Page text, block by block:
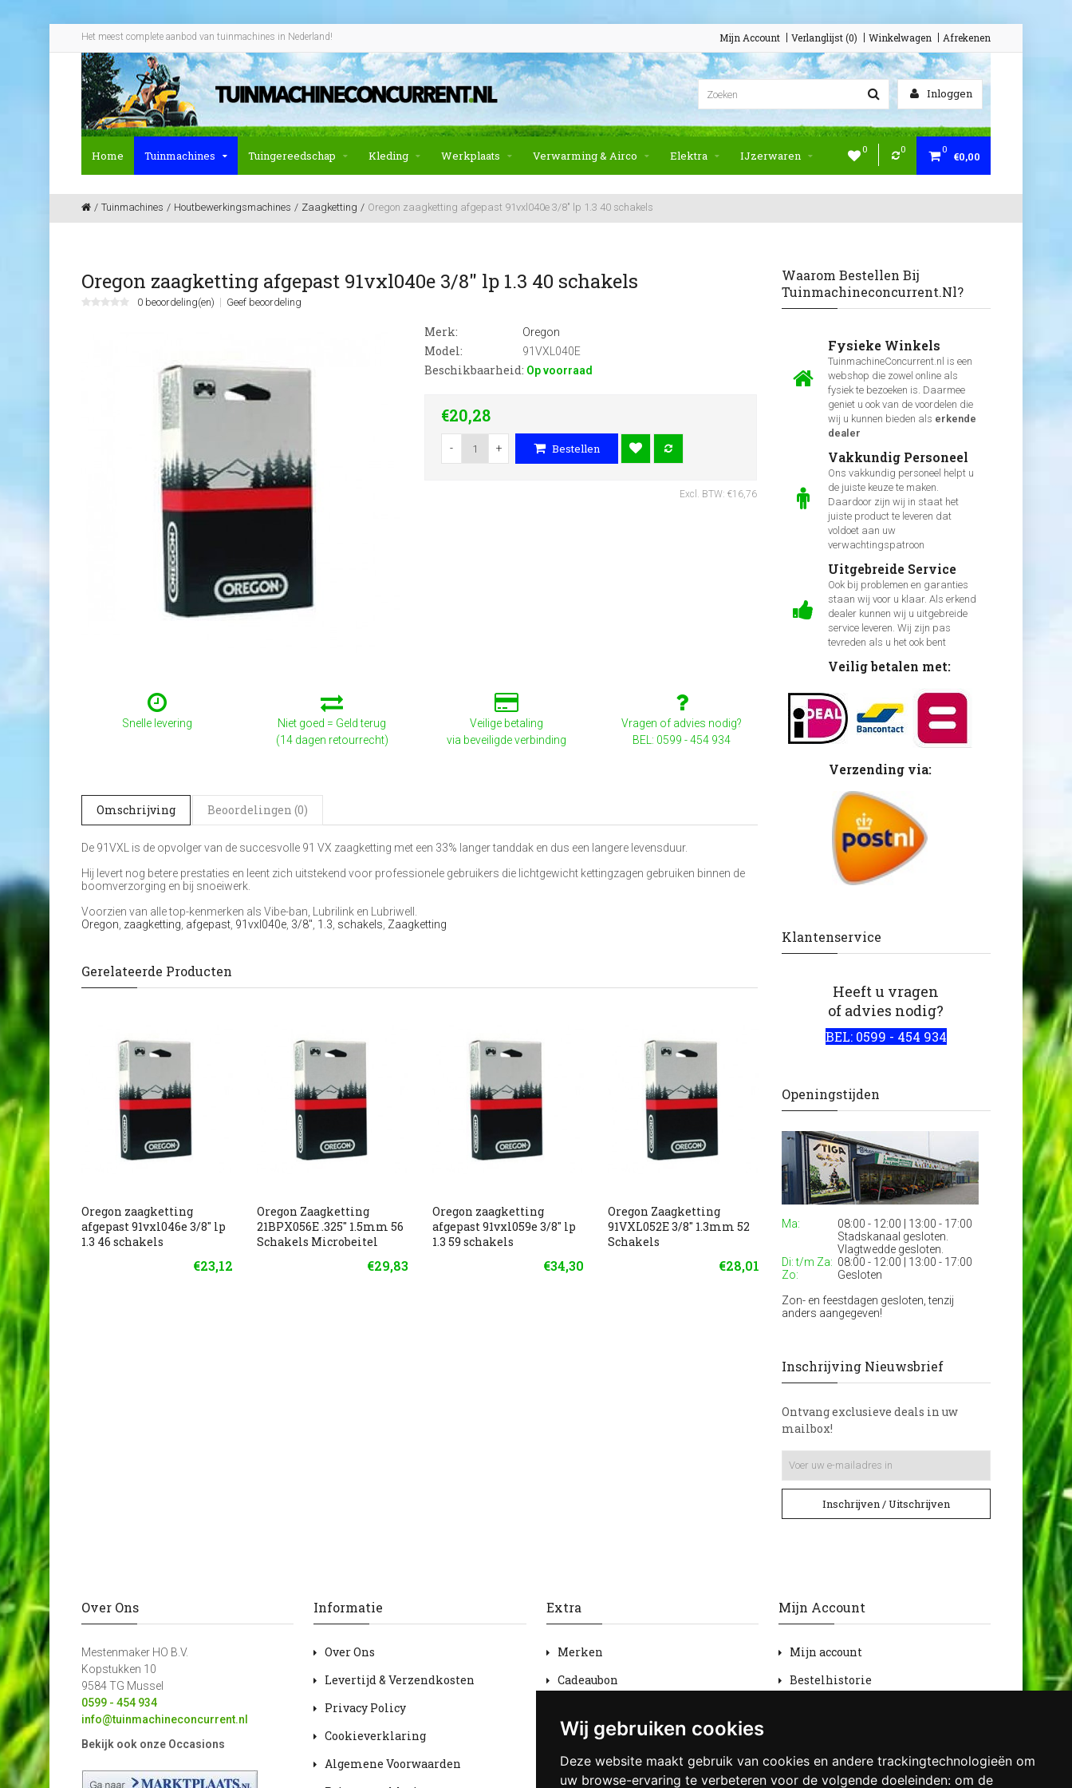
Wij gebruiken cookies
Deze website maakt gebruik van cookies en andere trackingtechnologieën om
uw browse-ervaring te verbeteren voor de volgende doeleinden: om de
Het meest complete aanbod van tuinmachines in Nederland! Mijn Account Verlanglijst (0) Winkelwagen Afrekenen
Inloggen
0 0 0
€0,00
Home Tuinmachines Tuingereedschap Kleding Werkplaats Verwarming & Airco Elektra IJzerwaren
Tuinmachines Houtbewerkingsmachines Zaagketting Oregon zaagketting afgepast 91vxl040e 3/8" lp 1.3 40 schakels
Oregon zaagketting afgepast 91vxl040e 3/8" lp 1.3 40 schakels
0 beoordeling(en) Geef beoordeling
Merk: Oregon
Model: 91VXL040E
Beschikbaarheid: Op voorraad
€20,28
- + Bestellen
Excl. BTW: €16,76
Snelle levering
Niet goed = Geld terug
(14 dagen retourrecht)
Veilige betaling
via beveiligde verbinding
Vragen of advies nodig?
BEL: 0599 - 454 934
Omschrijving Beoordelingen (0)
De 91VXL is de opvolger van de succesvolle 91 VX zaagketting met een 33% langer tanddak en dus een langere levensduur.
Hij levert nog betere prestaties en leent zich uitstekend voor professionele gebruikers die lichtgewicht kettingzagen gebruiken binnen de
boomverzorging en bij snoeiwerk.
Voorzien van alle top-kenmerken als Vibe-ban, Lubrilink en Lubriwell.
Oregon zaagketting afgepast 91vxl040e 3/8" 1.3 schakels Zaagketting
Gerelateerde Producten
Oregon zaagketting
afgepast 91vxl046e 3/8" lp
1.3 46 schakels
€23,12
Oregon Zaagketting
21BPX056E .325" 1.5mm 56
Schakels Microbeitel
€29,83
Oregon zaagketting
afgepast 91vxl059e 3/8" lp
1.3 59 schakels
€34,30
Oregon Zaagketting
91VXL052E 3/8" 1.3mm 52
Schakels
€28,01
Waarom Bestellen Bij
Tuinmachineconcurrent.nl?
Fysieke Winkels
TuinmachineConcurrent.nl is een
webshop die zowel online als
fysiek te bezoeken is. Daarmee
geniet u ook van de voordelen die
wij u kunnen bieden als erkende
dealer
Vakkundig Personeel
Ons vakkundig personeel helpt u
de juiste keuze te maken.
Daardoor zijn wij in staat het
juiste product te leveren dat
voldoet aan uw
verwachtingspatroon
Uitgebreide Service
Ook bij problemen en garanties
staan wij voor u klaar. Als erkend
dealer kunnen wij u uitgebreide
service leveren. Wij zijn pas
tevreden als u het ook bent
Veilig betalen met:
Verzending via:
Klantenservice
Heeft u vragen
of advies nodig?
BEL: 0599 - 454 934
Openingstijden
Ma:
08:00 - 12:00 | 13:00 - 17:00
Stadskanaal gesloten.
Vlagtwedde gesloten.
Di: t/m Za: 08:00 - 12:00 | 13:00 - 17:00
Zo:
Gesloten
Zon- en feestdagen gesloten, tenzij
anders aangegeven!
Inschrijving Nieuwsbrief
Ontvang exclusieve deals in uw
mailbox!
Inschrijven / Uitschrijven
Over Ons
Mestenmaker HO B.V.
Kopstukken 10
9584 TG Mussel
0599 - 454 934
info@tuinmachineconcurrent.nl
Bekijk ook onze Occasions
Informatie
Over Ons
Levertijd & Verzendkosten
Privacy Policy
Cookieverklaring
Algemene Voorwaarden
Extra
Merken
Cadeaubon
Sitemap
Mijn Account
Mijn account
Bestelhistorie
Nieuwsbrief